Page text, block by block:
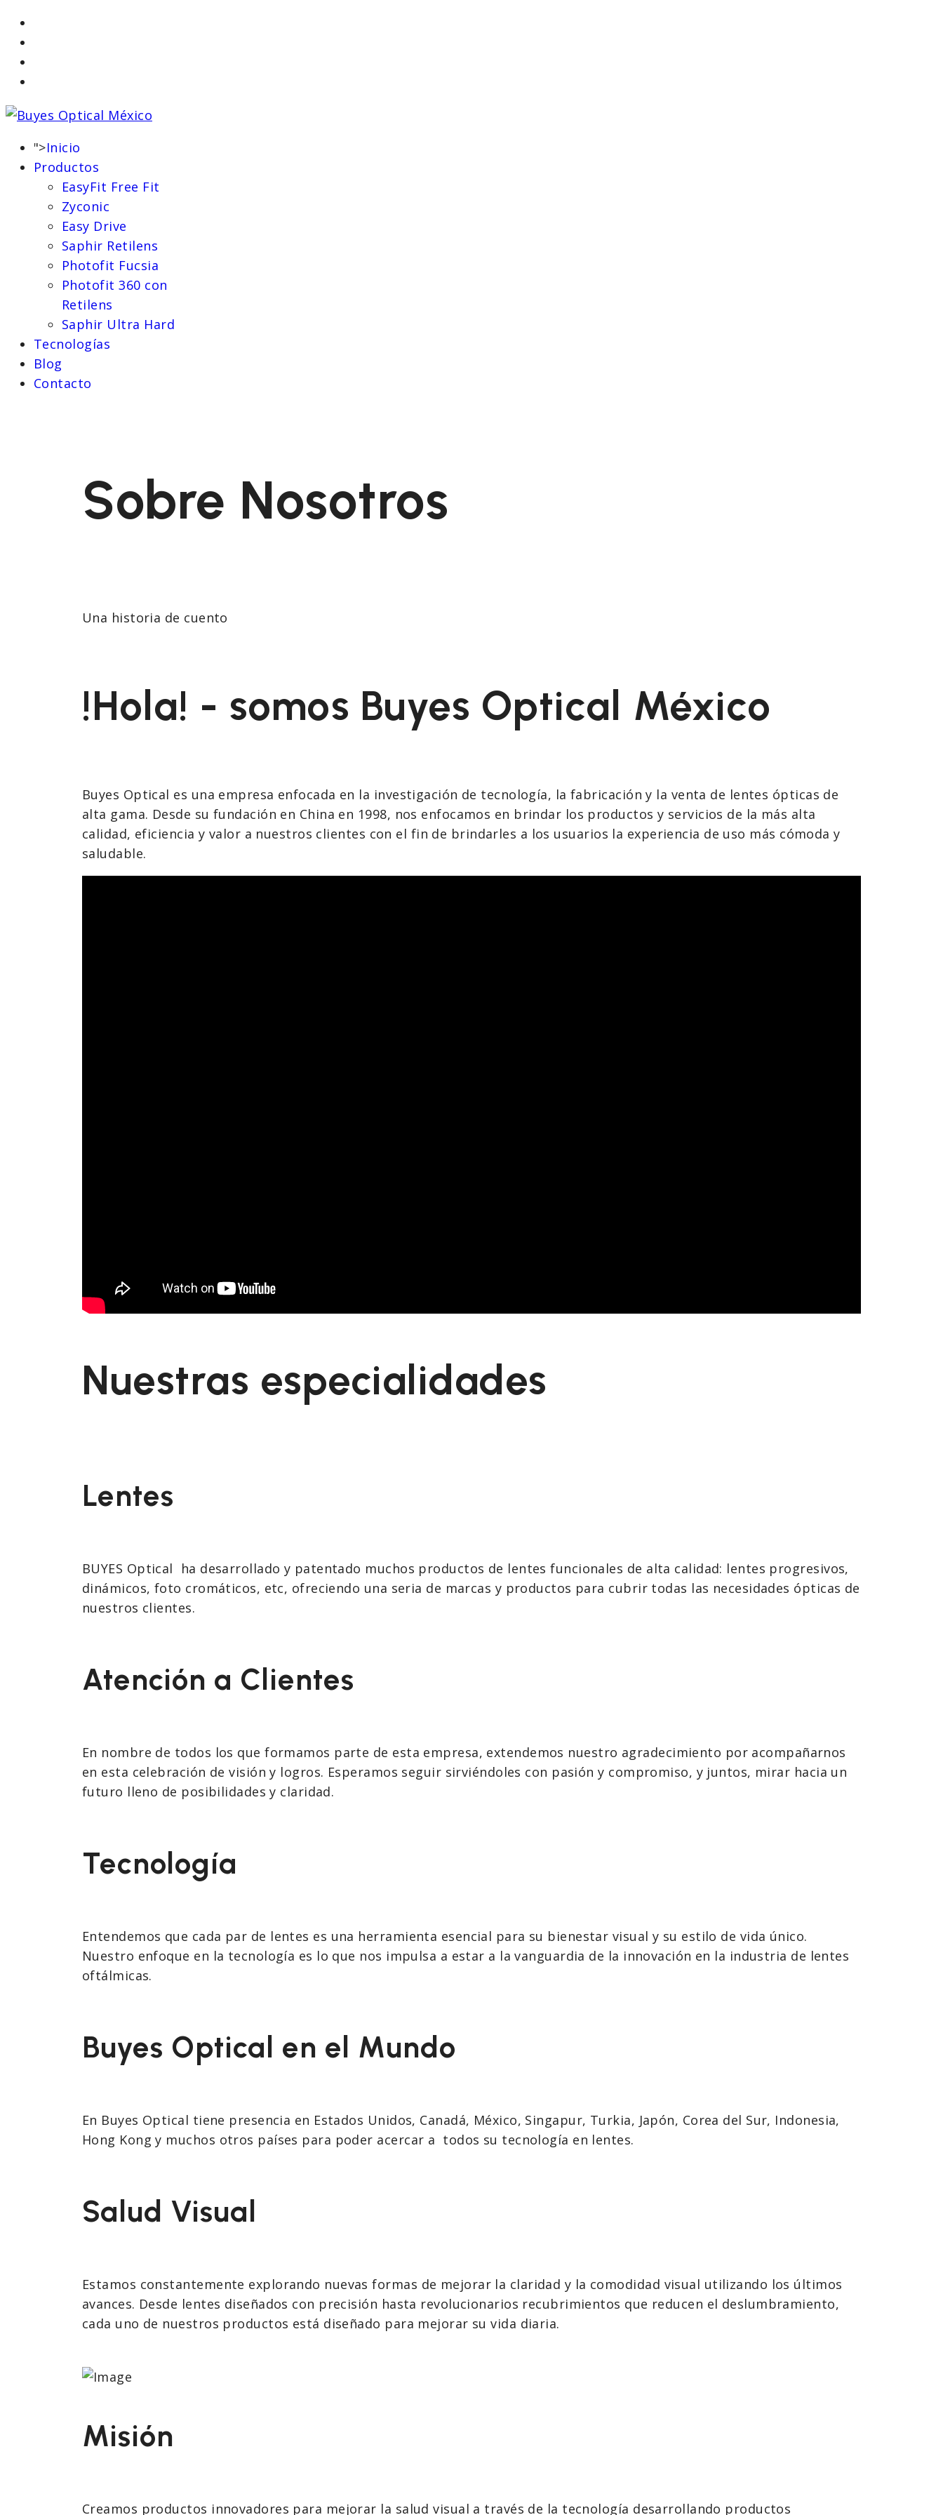
">Inicio
Productos
EasyFit Free Fit
Zyconic
Easy Drive
Saphir Retilens
Photofit Fucsia
Photofit 360 con
Retilens
Saphir Ultra Hard
Tecnologías
Blog
Contacto
Sobre Nosotros
Una historia de cuento
!Hola! - somos Buyes Optical México
Buyes Optical es una empresa enfocada en la investigación de tecnología, la fabricación y la venta de lentes ópticas de
alta gama. Desde su fundación en China en 1998, nos enfocamos en brindar los productos y servicios de la más alta
calidad, eficiencia y valor a nuestros clientes con el fin de brindarles a los usuarios la experiencia de uso más cómoda y
saludable.
Nuestras especialidades
Lentes
BUYES Optical ha desarrollado y patentado muchos productos de lentes funcionales de alta calidad: lentes progresivos,
dinámicos, foto cromáticos, etc, ofreciendo una seria de marcas y productos para cubrir todas las necesidades ópticas de
nuestros clientes.
Atención a Clientes
En nombre de todos los que formamos parte de esta empresa, extendemos nuestro agradecimiento por acompañarnos
en esta celebración de visión y logros. Esperamos seguir sirviéndoles con pasión y compromiso, y juntos, mirar hacia un
futuro lleno de posibilidades y claridad.
Tecnología
Entendemos que cada par de lentes es una herramienta esencial para su bienestar visual y su estilo de vida único.
Nuestro enfoque en la tecnología es lo que nos impulsa a estar a la vanguardia de la innovación en la industria de lentes
oftálmicas.
Buyes Optical en el Mundo
En Buyes Optical tiene presencia en Estados Unidos, Canadá, México, Singapur, Turkia, Japón, Corea del Sur, Indonesia,
Hong Kong y muchos otros países para poder acercar a todos su tecnología en lentes.
Salud Visual
Estamos constantemente explorando nuevas formas de mejorar la claridad y la comodidad visual utilizando los últimos
avances. Desde lentes diseñados con precisión hasta revolucionarios recubrimientos que reducen el deslumbramiento,
cada uno de nuestros productos está diseñado para mejorar su vida diaria.
Misión
Creamos productos innovadores para mejorar la salud visual a través de la tecnología desarrollando productos